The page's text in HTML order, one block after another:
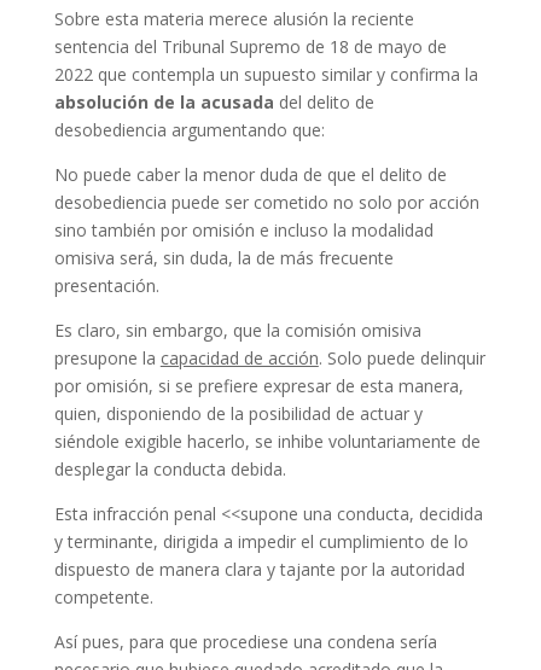
Sobre esta materia merece alusión la reciente
sentencia del Tribunal Supremo de 18 de mayo de
2022 que contempla un supuesto similar y confirma la
absolución de la acusada del delito de
desobediencia argumentando que:
No puede caber la menor duda de que el delito de
desobediencia puede ser cometido no solo por acción
sino también por omisión e incluso la modalidad
omisiva será, sin duda, la de más frecuente
presentación.
Es claro, sin embargo, que la comisión omisiva
presupone la capacidad de acción. Solo puede delinquir
por omisión, si se prefiere expresar de esta manera,
quien, disponiendo de la posibilidad de actuar y
siéndole exigible hacerlo, se inhibe voluntariamente de
desplegar la conducta debida.
Esta infracción penal <<supone una conducta, decidida
y terminante, dirigida a impedir el cumplimiento de lo
dispuesto de manera clara y tajante por la autoridad
competente.
Así pues, para que procediese una condena sería